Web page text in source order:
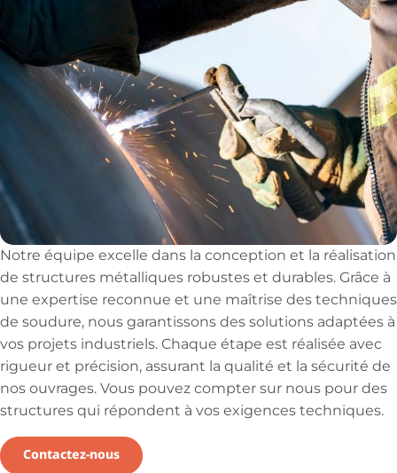
Notre équipe excelle dans la conception et la réalisation
de structures métalliques robustes et durables. Grâce à
une expertise reconnue et une maîtrise des techniques
de soudure, nous garantissons des solutions adaptées à
vos projets industriels. Chaque étape est réalisée avec
rigueur et précision, assurant la qualité et la sécurité de
nos ouvrages. Vous pouvez compter sur nous pour des
structures qui répondent à vos exigences techniques.
Contactez-nous